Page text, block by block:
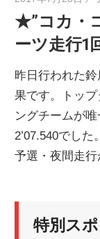
★”コカ・
ーツ走行1
昨日行われた
果です。トッ
ングチームが
2’07.540でし
予選・夜間走行
特別ス